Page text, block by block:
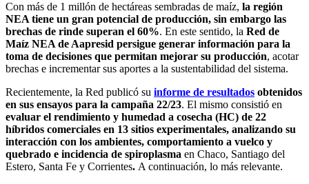
Con más de 1 millón de hectáreas sembradas de maíz, la región
NEA tiene un gran potencial de producción, sin embargo las
brechas de rinde superan el 60%. En este sentido, la Red de
Maíz NEA de Aapresid persigue generar información para la
toma de decisiones que permitan mejorar su producción, acotar
brechas e incrementar sus aportes a la sustentabilidad del sistema.
Recientemente, la Red publicó su informe de resultados obtenidos
en sus ensayos para la campaña 22/23. El mismo consistió en
evaluar el rendimiento y humedad a cosecha (HC) de 22
híbridos comerciales en 13 sitios experimentales, analizando su
interacción con los ambientes, comportamiento a vuelco y
quebrado e incidencia de spiroplasma en Chaco, Santiago del
Estero, Santa Fe y Corrientes. A continuación, lo más relevante.